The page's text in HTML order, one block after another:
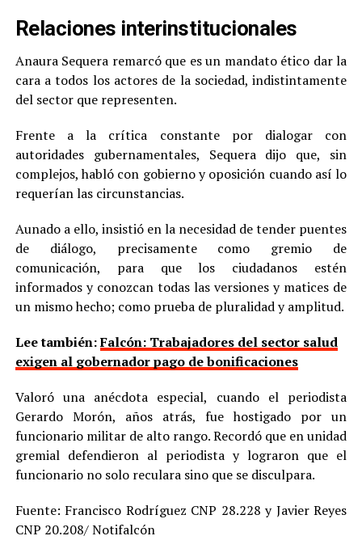
Relaciones interinstitucionales
Anaura Sequera remarcó que es un mandato ético dar la
cara a todos los actores de la sociedad, indistintamente
del sector que representen.
Frente a la crítica constante por dialogar con
autoridades gubernamentales, Sequera dijo que, sin
complejos, habló con gobierno y oposición cuando así lo
requerían las circunstancias.
Aunado a ello, insistió en la necesidad de tender puentes
de diálogo, precisamente como gremio de
comunicación, para que los ciudadanos estén
informados y conozcan todas las versiones y matices de
un mismo hecho; como prueba de pluralidad y amplitud.
Lee también:Falcón: Trabajadores del sector salud
exigen al gobernador pago de bonificaciones
Valoró una anécdota especial, cuando el periodista
Gerardo Morón, años atrás, fue hostigado por un
funcionario militar de alto rango. Recordó que en unidad
gremial defendieron al periodista y lograron que el
funcionario no solo reculara sino que se disculpara.
Fuente: Francisco Rodríguez CNP 28.228 y Javier Reyes
CNP 20.208/ Notifalcón